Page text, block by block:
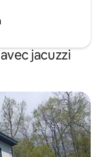
jacuzzi